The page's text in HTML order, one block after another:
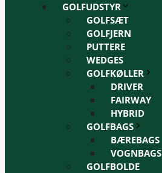
GOLFUDSTYR
GOLFSÆT
GOLFJERN
PUTTERE
WEDGES
GOLFKØLLER
DRIVER
FAIRWAY
HYBRID
GOLFBAGS
BÆREBAGS
VOGNBAGS
GOLFBOLDE